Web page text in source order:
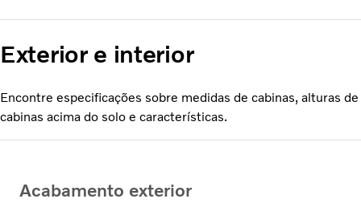
Exterior e interior
Encontre especificações sobre medidas de cabinas, alturas de
cabinas acima do solo e características.
Acabamento exterior